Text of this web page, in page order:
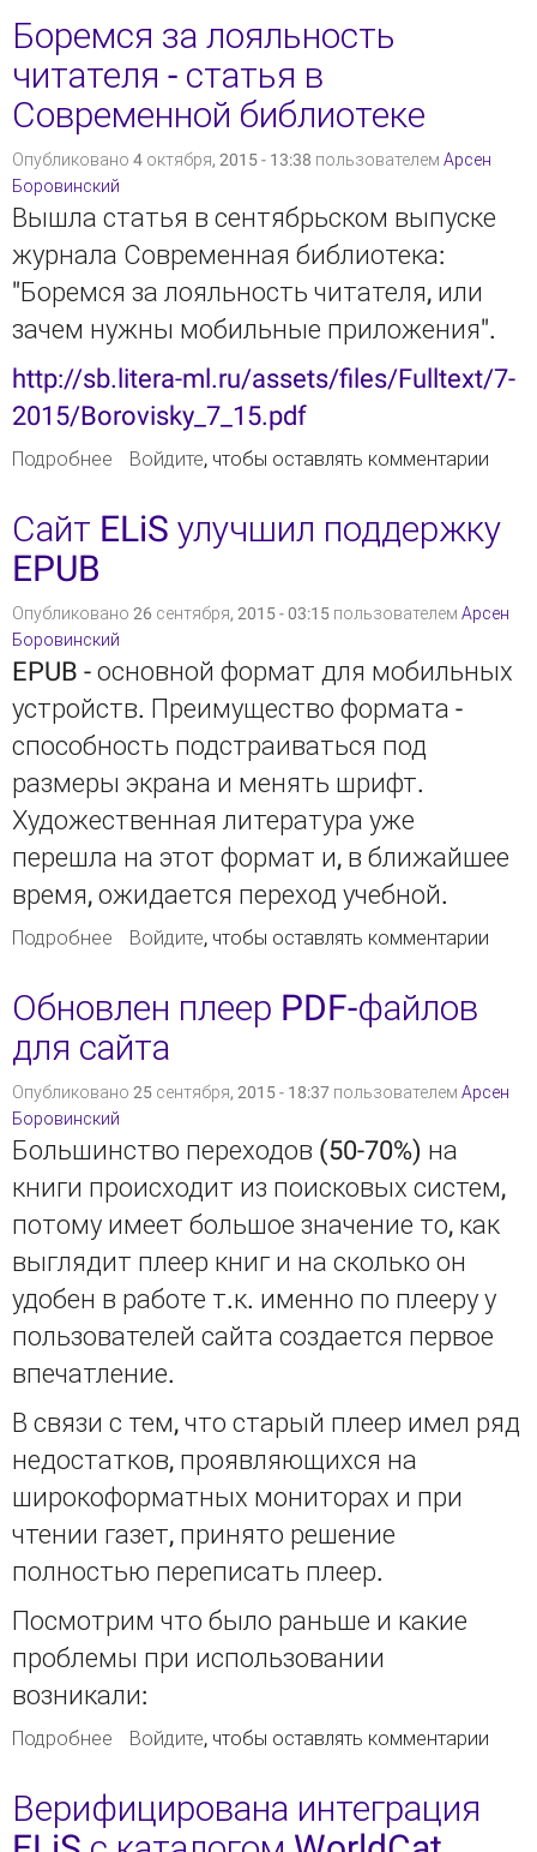
Боремся за лояльность
читателя - статья в
Современной библиотеке
Опубликовано 4 октября, 2015 - 13:38 пользователем Арсен
Боровинский
Вышла статья в сентябрьском выпуске
журнала Современная библиотека:
"Боремся за лояльность читателя, или
зачем нужны мобильные приложения".
http://sb.litera-ml.ru/assets/files/Fulltext/7-
2015/Borovisky_7_15.pdf
Подробнее о Боремся за лояльность читателя - статья в
Войдите, чтобы оставлять комментарии
Сайт ELiS улучшил поддержку
EPUB
Опубликовано 26 сентября, 2015 - 03:15 пользователем Арсен
Боровинский
EPUB - основной формат для мобильных
устройств. Преимущество формата -
способность подстраиваться под
размеры экрана и менять шрифт.
Художественная литература уже
перешла на этот формат и, в ближайшее
время, ожидается переход учебной.
Подробнее о Сайт ELiS улучшил поддержку EPUB
Войдите, чтобы оставлять комментарии
Обновлен плеер PDF-файлов
для сайта
Опубликовано 25 сентября, 2015 - 18:37 пользователем Арсен
Боровинский
Большинство переходов (50-70%) на
книги происходит из поисковых систем,
потому имеет большое значение то, как
выглядит плеер книг и на сколько он
удобен в работе т.к. именно по плееру у
пользователей сайта создается первое
впечатление.
В связи с тем, что старый плеер имел ряд
недостатков, проявляющихся на
широкоформатных мониторах и при
чтении газет, принято решение
полностью переписать плеер.
Посмотрим что было раньше и какие
проблемы при использовании
возникали:
Подробнее о Обновлен плеер PDF-файлов для сайта
Войдите, чтобы оставлять комментарии
Верифицирована интеграция